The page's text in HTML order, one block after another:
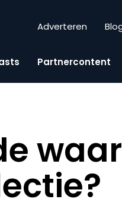
Adverteren
Partnercontent